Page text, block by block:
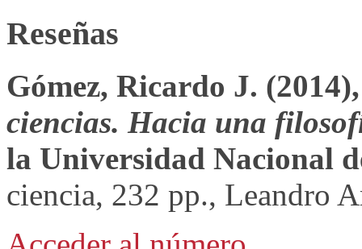
Reseñas
Gómez, Ricardo J.
ciencias. Hacia una
la Universidad Nacional
ciencia, 232 pp., Leandro